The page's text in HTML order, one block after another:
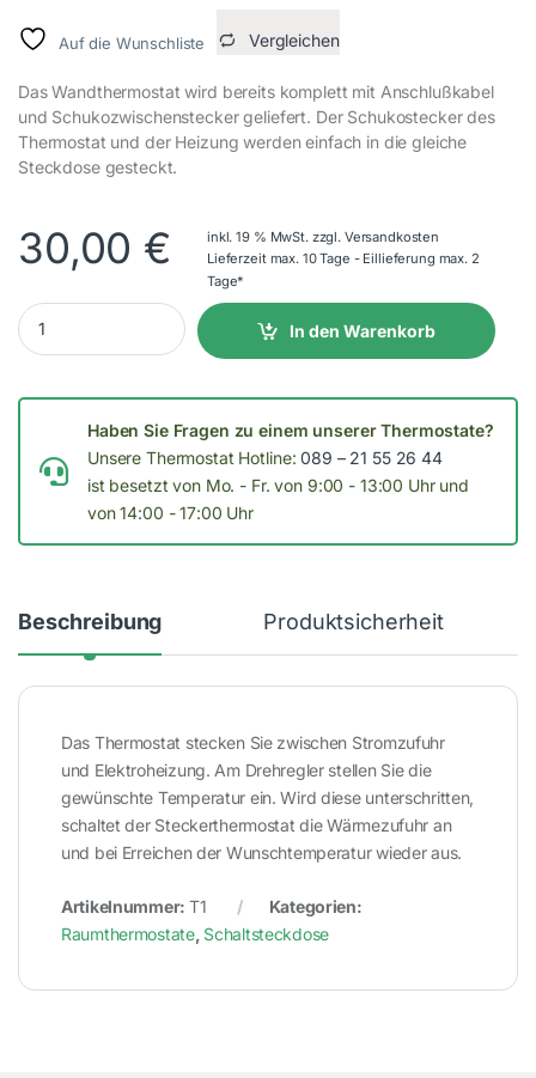
Auf die Wunschliste Vergleichen
Das Wandthermostat wird bereits komplett mit Anschlußkabel
und Schukozwischenstecker geliefert. Der Schukostecker des
Thermostat und der Heizung werden einfach in die gleiche
Steckdose gesteckt.
30,00 € inkl. 19 % MwSt. zzgl. Versandkosten
Lieferzeit max. 10 Tage - Eillieferung max. 2
Tage*
T1 Wandthermostat mit 1,5m Kabel für Steckdose quantity
In den Warenkorb
Haben Sie Fragen zu einem unserer Thermostate?
Unsere Thermostat Hotline:089 – 21 55 26 44
ist besetzt von Mo. - Fr. von 9:00 - 13:00 Uhr und
von 14:00 - 17:00 Uhr
Beschreibung Produktsicherheit
Das Thermostat stecken Sie zwischen Stromzufuhr
und Elektroheizung. Am Drehregler stellen Sie die
gewünschte Temperatur ein. Wird diese unterschritten,
schaltet der Steckerthermostat die Wärmezufuhr an
und bei Erreichen der Wunschtemperatur wieder aus.
Artikelnummer: T1
Kategorien:
Raumthermostate, Schaltsteckdose